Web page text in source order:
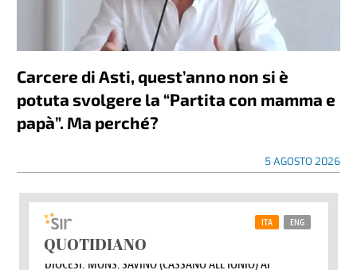
Carcere di Asti, quest’anno non si è
potuta svolgere la “Partita con mamma e
papà”. Ma perché?
5 AGOSTO 2026